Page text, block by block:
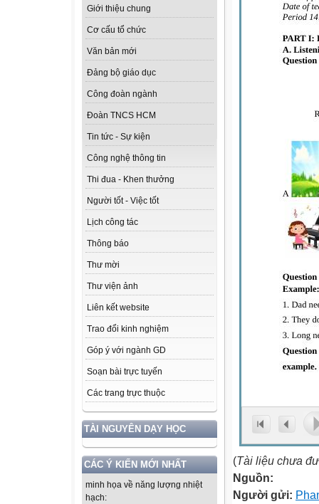
Giới thiệu chung
Cơ cấu tổ chức
Văn bản mới
Đảng bộ giáo dục
Công đoàn ngành
Đoàn TNCS HCM
Tin tức - Sự kiện
Công nghệ thông tin
Thi đua - Khen thưởng
Người tốt - Việc tốt
Lịch công tác
Thông báo
Thư mời
Thư viện ảnh
Liên kết website
Trao đổi kinh nghiệm
Góp ý với ngành GD
Soạn bài trực tuyến
Các trang trực thuộc
TÀI NGUYÊN DẠY HỌC
CÁC Ý KIẾN MỚI NHẤT
minh họa về năng lượng nhiệt
hạch:
(Tài liệu chưa
Nguồn:
Người gửi: